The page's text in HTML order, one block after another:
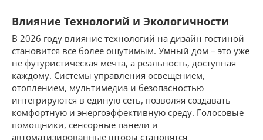
Влияние Технологий и Экологичности
В 2026 году влияние технологий на дизайн гостиной
становится все более ощутимым. Умный дом – это уже
не футуристическая мечта, а реальность, доступная
каждому. Системы управления освещением,
отоплением, мультимедиа и безопасностью
интегрируются в единую сеть, позволяя создавать
комфортную и энергоэффективную среду. Голосовые
помощники, сенсорные панели и
автоматизированные шторы становятся